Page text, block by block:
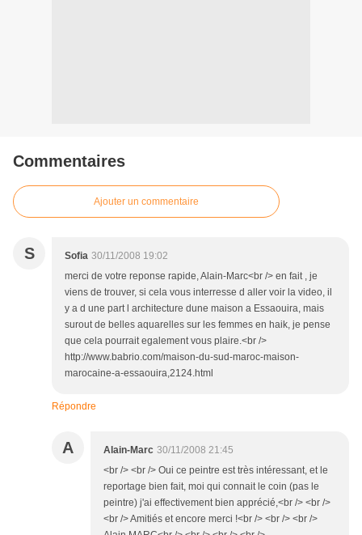
Commentaires
Ajouter un commentaire
S Sofia 30/11/2008 19:02
merci de votre reponse rapide, Alain-Marc<br /> en fait , je
viens de trouver, si cela vous interresse d aller voir la video, il
y a d une part l architecture dune maison a Essaouira, mais
surout de belles aquarelles sur les femmes en haik, je pense
que cela pourrait egalement vous plaire.<br />
http://www.babrio.com/maison-du-sud-maroc-maison-
marocaine-a-essaouira,2124.html
Répondre
A Alain-Marc 30/11/2008 21:45
<br /> <br /> Oui ce peintre est très intéressant, et le
reportage bien fait, moi qui connait le coin (pas le
peintre) j'ai effectivement bien apprécié,<br /> <br />
<br /> Amitiés et encore merci !<br /> <br /> <br />